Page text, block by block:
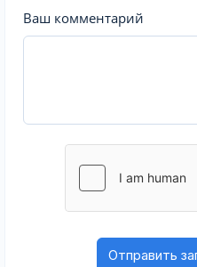
Ваш комментарий